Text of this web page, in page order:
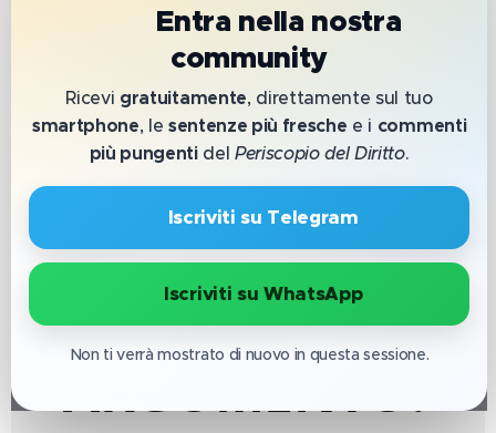
Entra nella nostra
community
Ricevi gratuitamente, direttamente sul tuo
smartphone, le sentenze più fresche e i commenti
più pungentidelPeriscopio del Diritto.
🔹 Iscriviti su Telegram
🔹 Iscriviti su WhatsApp
Non ti verrà mostrato di nuovo in questa sessione.
HAI BISOGNO
DI
CONSULENZA
SU QUESTO
ARGOMENTO?